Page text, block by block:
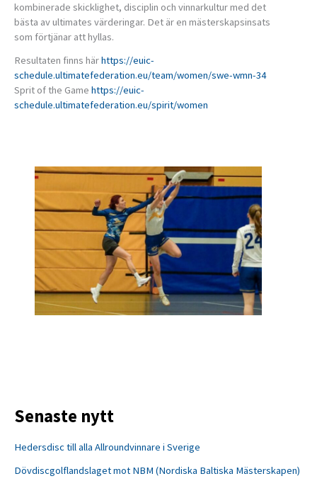
kombinerade skicklighet, disciplin och vinnarkultur med det
bästa av ultimates värderingar. Det är en mästerskapsinsats
som förtjänar att hyllas.
Resultaten finns härhttps://euic-
schedule.ultimatefederation.eu/team/women/swe-wmn-34
Sprit of the Game https://euic-
schedule.ultimatefederation.eu/spirit/women
Senaste nytt
Hedersdisc till alla Allroundvinnare i Sverige
Dövdiscgolflandslaget mot NBM (Nordiska Baltiska Mästerskapen)